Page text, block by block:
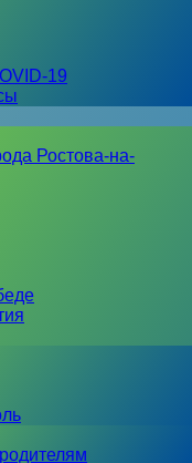
19
Ростова-на-